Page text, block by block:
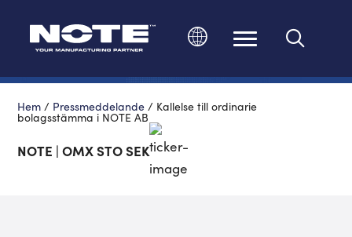
Hem / Pressmeddelande / Kallelse till ordinarie
bolagsstämma i NOTE AB
NOTE | OMX STO SEK